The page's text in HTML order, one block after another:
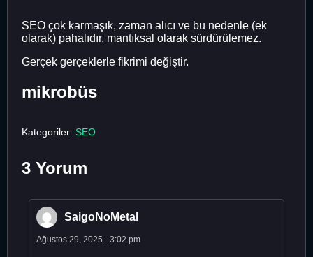
SEO çok karmaşık, zaman alıcı ve bu nedenle (ek
olarak) pahalıdır, mantıksal olarak sürdürülemez.
Gerçek gerçeklerle fikrimi değiştir.
mikrobüs
Kategoriler: SEO
3 Yorum
SaigoNoMetal
Ağustos 29, 2025 - 3:02 pm